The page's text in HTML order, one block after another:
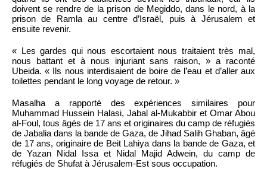
doivent se rendre de la prison de Megiddo, dans le nord, à la
prison de Ramla au centre d’Israël, puis à Jérusalem et
ensuite revenir.
« Les gardes qui nous escortaient nous traitaient très mal,
nous battant et à nous injuriant sans raison, » a raconté
Ubeida. « Ils nous interdisaient de boire de l’eau et d’aller aux
toilettes pendant le long voyage de retour. »
Masalha a rapporté des expériences similaires pour
Muhammad Hussein Halasi, Jabal al-Mukabbir et Omar Abou
al-Foul, tous âgés de 17 ans et originaires du camp de réfugiés
de Jabalia dans la bande de Gaza, de Jihad Salih Ghaban, âgé
de 17 ans, originaire de Beit Lahiya dans la bande de Gaza, et
de Yazan Nidal Issa et Nidal Majid Adwein, du camp de
réfugiés de Shufat à Jérusalem-Est sous occupation.